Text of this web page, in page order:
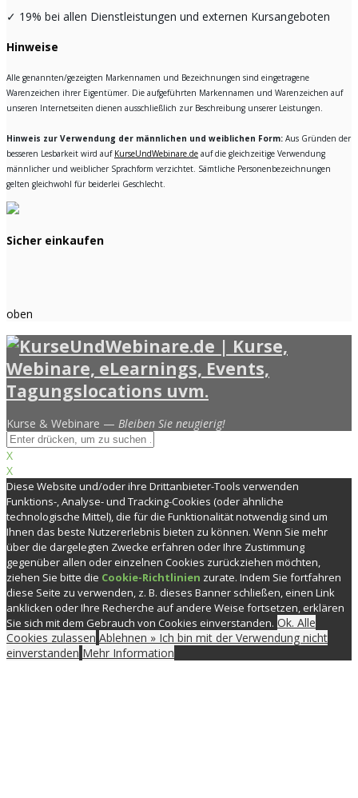
✓ 19% bei allen Dienstleistungen und externen Kursangeboten
Hinweise
Alle genannten/gezeigten Markennamen und Bezeichnungen sind eingetragene
Warenzeichen ihrer Eigentümer. Die aufgeführten Markennamen und Warenzeichen auf
unseren Internetseiten dienen ausschließlich zur Beschreibung unserer Leistungen.
Hinweis zur Verwendung der männlichen und weiblichen Form: Aus Gründen der
besseren Lesbarkeit wird auf KurseUndWebinare.de auf die gleichzeitige Verwendung
männlicher und weiblicher Sprachform verzichtet. Sämtliche Personenbezeichnungen
gelten gleichwohl für beiderlei Geschlecht.
Sicher einkaufen
oben
Kurse & Webinare — Bleiben Sie neugierig!
X
X
Diese Website und/oder ihre Drittanbieter-Tools verwenden
Funktions-, Analyse- und Tracking-Cookies (oder ähnliche
technologische Mittel), die für die Funktionalität notwendig sind um
Ihnen das beste Nutzererlebnis bieten zu können. Wenn Sie mehr
über die dargelegten Zwecke erfahren oder Ihre Zustimmung
gegenüber allen oder einzelnen Cookies zurückziehen möchten,
ziehen Sie bitte die Cookie-Richtlinien zurate. Indem Sie fortfahren
diese Seite zu verwenden, z. B. dieses Banner schließen, einen Link
anklicken oder Ihre Recherche auf andere Weise fortsetzen, erklären
Sie sich mit dem Gebrauch von Cookies einverstanden. Ok. Alle
Cookies zulassen Ablehnen » Ich bin mit der Verwendung nicht
einverstanden Mehr Information